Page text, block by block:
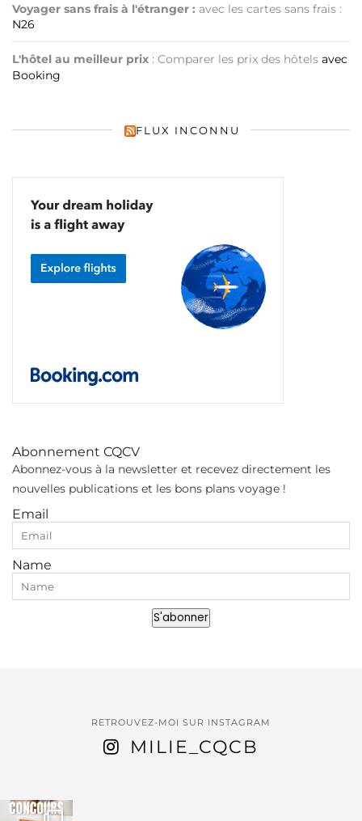
Voyager sans frais à l'étranger : avec les cartes sans frais :
N26
L'hôtel au meilleur prix : Comparer les prix des hôtels avec
Booking
FLUX INCONNU
Abonnement CQCV
Abonnez-vous à la newsletter et recevez directement les
nouvelles publications et les bons plans voyage !
Email
Name
S'abonner
RETROUVEZ-MOI SUR INSTAGRAM
MILIE_CQCB